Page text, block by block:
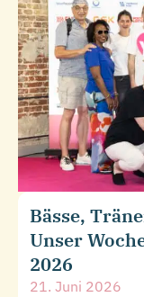
Bässe,
Unser
2026
21. Juni 2026